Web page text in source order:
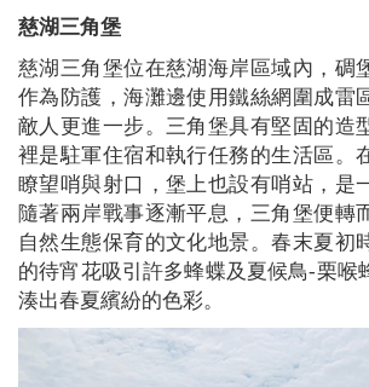
慈湖三角堡
慈湖三角堡位在慈湖海岸區域內，碉
作為防護，海灘邊使用鐵絲網圍成雷
敵人更進一步。三角堡具有堅固的造
裡是駐軍住宿和執行任務的生活區。
瞭望哨與射口，堡上也設有哨站，是
隨著兩岸戰事逐漸平息，三角堡便轉
自然生態保育的文化地景。春末夏初
的待宵花吸引許多蜂蝶及夏候鳥-栗喉
湊出春夏繽紛的色彩。